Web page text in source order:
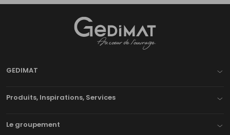
GEDIMAT
Produits, Inspirations, Services
Le groupement